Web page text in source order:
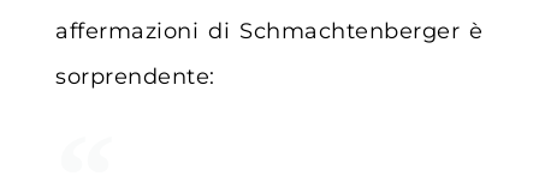
affermazioni di Schmachtenberger è
sorprendente: